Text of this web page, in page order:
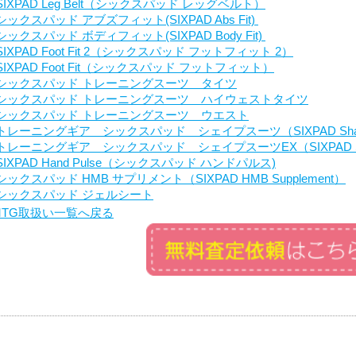
Leg Belt（シックスパッド レッグベルト）
ックスパッド アブズフィット(SIXPAD Abs Fit)
ックスパッド ボディフィット(SIXPAD Body Fit)
Foot Fit 2（シックスパッド フットフィット 2）
Foot Fit（シックスパッド フットフィット）
ックスパッド トレーニングスーツ タイツ
ックスパッド トレーニングスーツ ハイウェストタイツ
ックスパッド トレーニングスーツ ウエスト
レーニングギア シックスパッド シェイプスーツ（SIXPAD
レーニングギア シックスパッド シェイプスーツEX（SIXPAD
Hand Pulse（シックスパッド ハンドパルス)
ックスパッド HMB サプリメント（SIXPAD HMB Supplement）
ックスパッド ジェルシート
取扱い一覧へ戻る